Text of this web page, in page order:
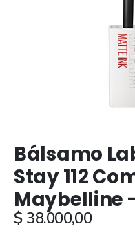
to
the
beginning
of
the
images
Bálsamo
Stay 112
Maybelline
$ 38.000,00